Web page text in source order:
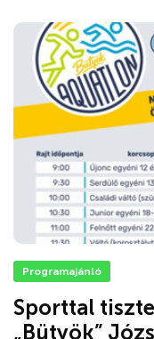
Programajánló
Sporttal
„Bütyök”